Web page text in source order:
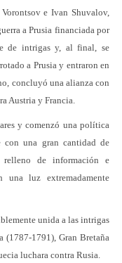
e Ivan Shuvalov,
a Prusia financiada por
de intrigas y, al final, se
a Prusia y entraron en
concluyó una alianza con
Austria y Francia.
y comenzó una política
con una gran cantidad de
de información e
una luz extremadamente
unida a las intrigas
(1787-1791), Gran Bretaña
luchara contra Rusia.